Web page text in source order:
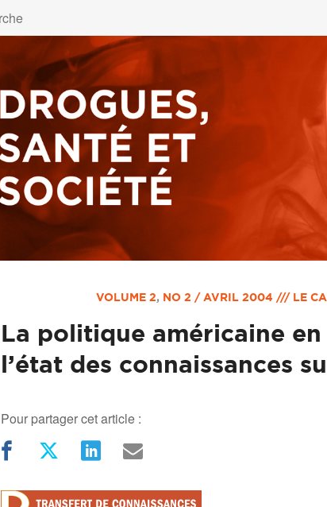
VOLUME 2, NO 2 / AVRIL 2004 /// LE
La politique américaine
l’état des connaissances
Pour partager cet article :